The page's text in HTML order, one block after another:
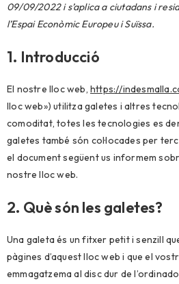
09/09/2022 i s’aplica a ciutadans i
l’Espai Econòmic Europeu i Suïssa.
1. Introducció
El nostre lloc web, https://
lloc web») utilitza galetes i altres
comoditat, totes les tecnologies es
galetes també són col·locades per
el document següent us informem
nostre lloc web.
2. Què són les galetes?
Una galeta és un fitxer petit i senzill
pàgines d’aquest lloc web i que el
emmagatzema al disc dur de